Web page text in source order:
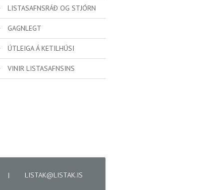
LISTASAFNSRÁÐ OG STJÓRN
GAGNLEGT
ÚTLEIGA Á KETILHÚSI
VINIR LISTASAFNSINS
| LISTAK@LISTAK.IS